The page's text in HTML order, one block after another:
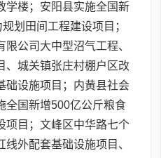
学楼；安阳县实施全国新
划田间工程建设项目；
公司大中型沼气工程、
、城关镇张庄村棚户区改
础设施项目；内黄县社会
全国新增500亿公斤粮食
项目；文峰区中华路七个
外配套基础设施项目、